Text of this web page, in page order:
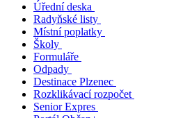
Úřední deska
Radyňské listy
Místní poplatky
Školy
Formuláře
Odpady
Destinace Plzenec
Rozklikávací rozpočet
Senior Expres